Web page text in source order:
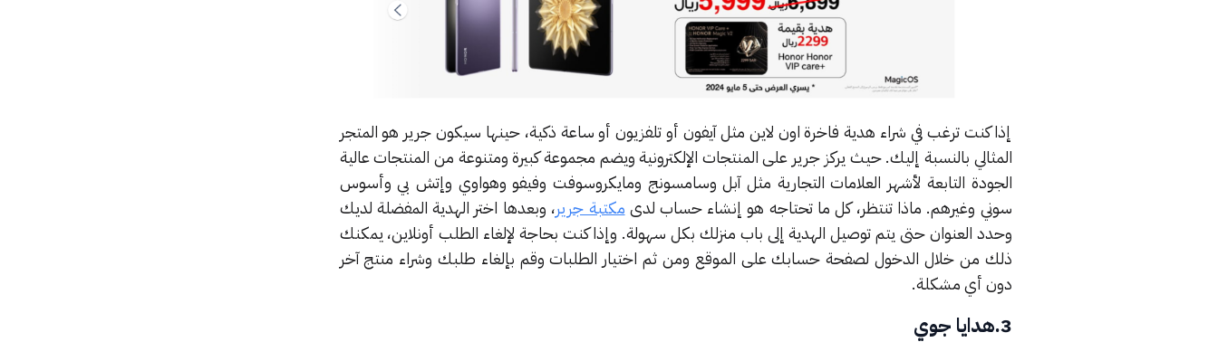
إذا كنت ترغب في شراء هدية فاخرة اون لاين مثل آيفون أو تلفزيون أو ساعة ذكية، حينها سيكون جرير هو المتجر
المثالي بالنسبة إليك. حيث يركز جرير على المنتجات الإلكترونية ويضم مجموعة كبيرة ومتنوعة من المنتجات عالية
الجودة التابعة لأشهر العلامات التجارية مثل آبل وسامسونج ومايكروسوفت وفيفو وهواوي وإتش بي وأسوس
سوني وغيرهم. ماذا تنتظر، كل ما تحتاجه هو إنشاء حساب لدى مكتبة جرير، وبعدها اختر الهدية المفضلة لديك
وحدد العنوان حتى يتم توصيل الهدية إلى باب منزلك بكل سهولة. وإذا كنت بحاجة لإلغاء الطلب أونلاين، يمكنك
ذلك من خلال الدخول لصفحة حسابك على الموقع ومن ثم اختيار الطلبات وقم بإلغاء طلبك وشراء منتج آخر
دون أي مشكلة.
3.هدايا جوي